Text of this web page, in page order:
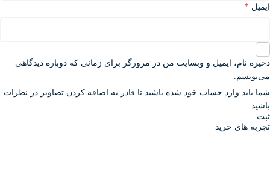
ایمیل *
ذخیره نام، ایمیل و وبسایت من در مرورگر برای زمانی که دوباره دیدگاهی
می‌نویسم.
شما باید وارد حساب خود شده باشید تا قادر به اضافه کردن تصاویر در نظرات
باشید.
تجربه های خرید